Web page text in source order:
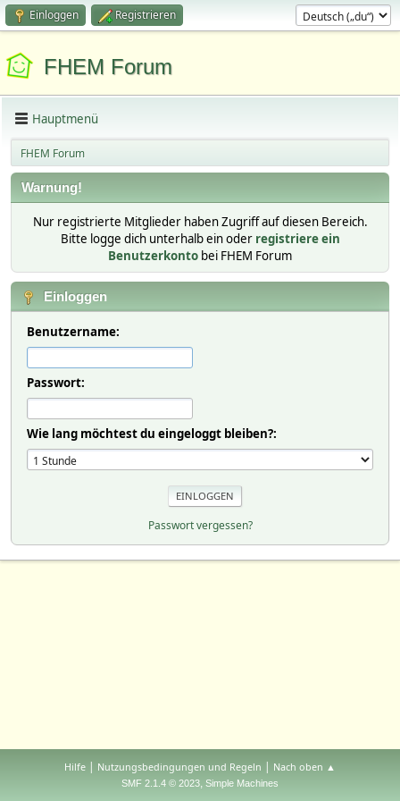
Einloggen Registrieren
FHEM Forum
Hauptmenü
FHEM Forum
Warnung!
Nur registrierte Mitglieder haben Zugriff auf diesen Bereich.
Bitte logge dich unterhalb ein oder registriere ein
Benutzerkonto bei FHEM Forum
Einloggen
Benutzername:
Passwort:
Wie lang möchtest du eingeloggt bleiben?:
Passwort vergessen?
Hilfe | Nutzungsbedingungen und Regeln | Nach oben ▲
SMF 2.1.4 © 2023, Simple Machines